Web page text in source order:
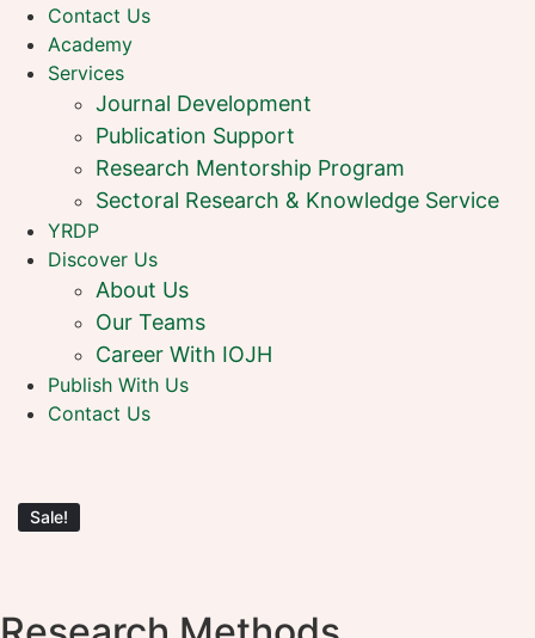
Contact Us
Academy
Services
Journal Development
Publication Support
Research Mentorship Program
Sectoral Research & Knowledge Service
YRDP
Discover Us
About Us
Our Teams
Career With IOJH
Publish With Us
Contact Us
Sale!